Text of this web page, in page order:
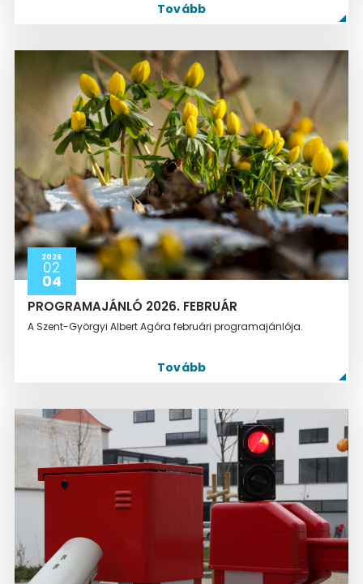
Tovább
2026
02
04
PROGRAMAJÁNLÓ 2026. FEBRUÁR
A Szent-Györgyi Albert Agóra februári programajánlója.
Tovább